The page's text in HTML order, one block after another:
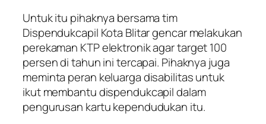
Untuk itu pihaknya bersama tim
Dispendukcapil Kota Blitar gencar melakukan
perekaman KTP elektronik agar target 100
persen di tahun ini tercapai. Pihaknya juga
meminta peran keluarga disabilitas untuk
ikut membantu dispendukcapil dalam
pengurusan kartu kependudukan itu.